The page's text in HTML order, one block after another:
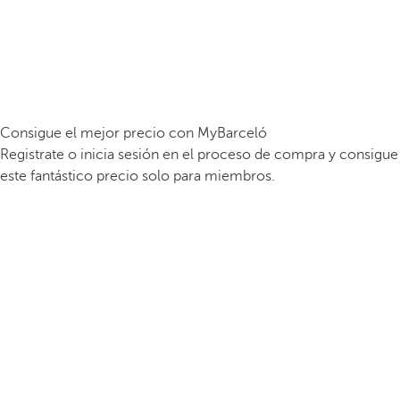
Consigue el mejor precio con MyBarceló
Registrate o inicia sesión en el proceso de compra y consigue
este fantástico precio solo para miembros.